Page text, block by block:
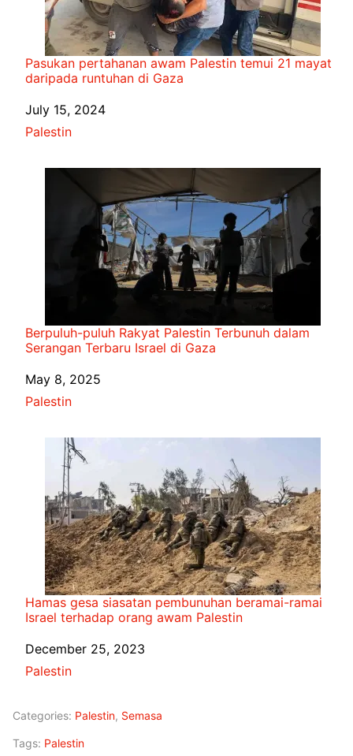
Pasukan pertahanan awam Palestin temui 21 mayat
daripada runtuhan di Gaza
Date
July 15, 2024
In relation to
Palestin
Berpuluh-puluh Rakyat Palestin Terbunuh dalam
Serangan Terbaru Israel di Gaza
Date
May 8, 2025
In relation to
Palestin
Hamas gesa siasatan pembunuhan beramai-ramai
Israel terhadap orang awam Palestin
Date
December 25, 2023
In relation to
Palestin
Categories: Palestin, Semasa
Tags: Palestin